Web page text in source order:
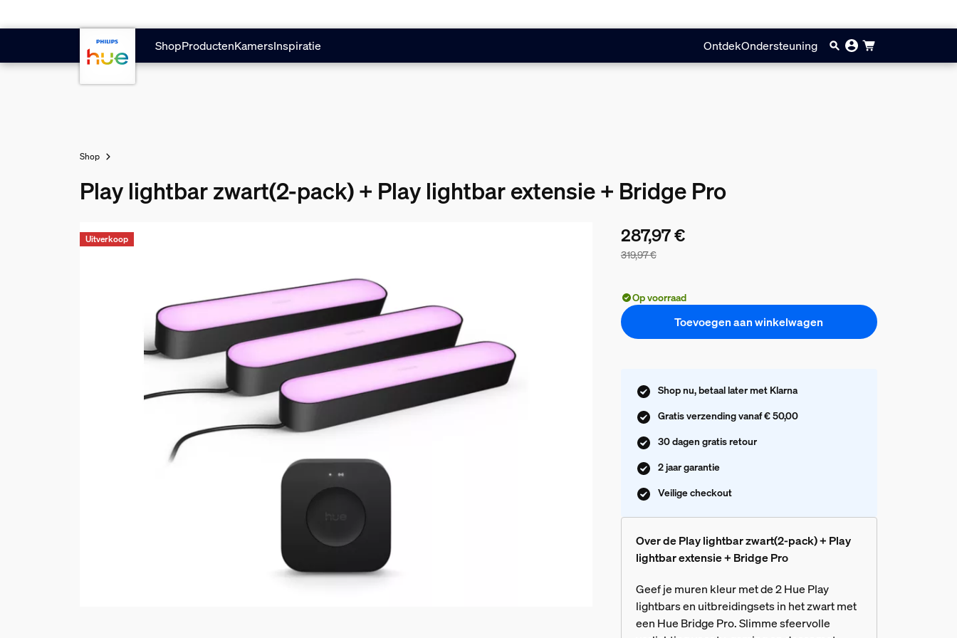
ShopProductenKamersInspiratie OntdekOndersteuning
Shop
Play lightbar zwart(2-pack) + Play lightbar extensie + Bridge Pro
319,97 €
287,97 €
Uitverkoop
Op voorraad
Toevoegen aan winkelwagen
Shop nu, betaal later met Klarna
Gratis verzending vanaf € 50,00
30 dagen gratis retour
2 jaar garantie
Veilige checkout
Over de Play lightbar zwart(2-pack) + Play
lightbar extensie + Bridge Pro
Geef je muren kleur met de 2 Hue Play
lightbars en uitbreidingsets in het zwart met
een Hue Bridge Pro. Slimme sfeervolle